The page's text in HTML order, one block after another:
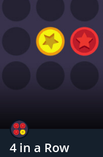
4 in a Row